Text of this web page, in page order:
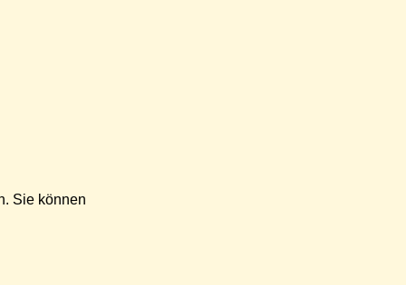
Sie können